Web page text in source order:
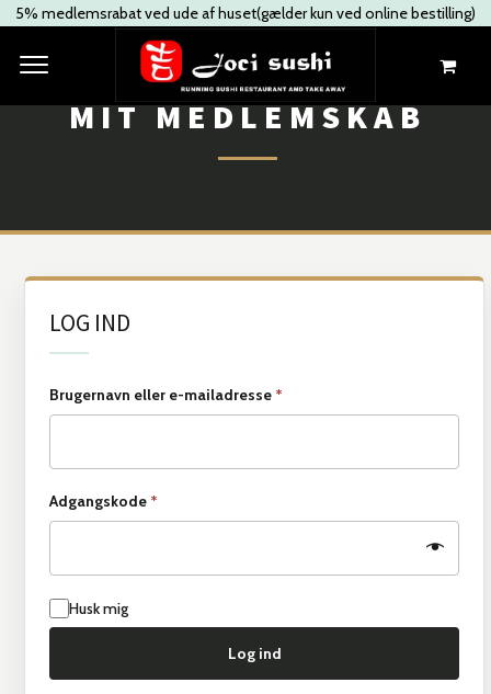
5% medlemsrabat ved ude af huset(gælder kun ved online bestilling)
MIT MEDLEMSKAB
LOG IND
Brugernavn eller e-mailadresse *
Adgangskode *
Husk mig
Log ind